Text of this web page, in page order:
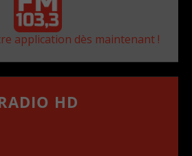
application dès maintenant !
HD